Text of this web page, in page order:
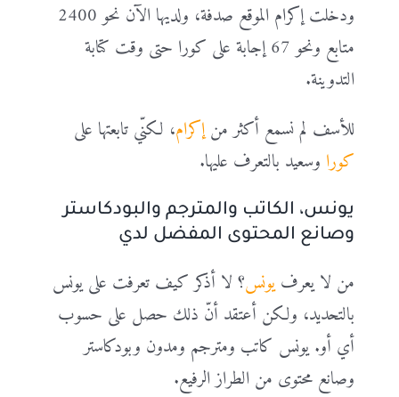
ودخلت إكرام الموقع صدفة، ولديها الآن نحو 2400
متابع ونحو 67 إجابة على كورا حتى وقت كتابة
التدوينة.
للأسف لم نسمع أكثر منإكرام، لكنّي تابعتها على
كورا وسعيد بالتعرف عليها.
يونس، الكاتب والمترجم والبودكاستر
وصانع المحتوى المفضل لدي
من لا يعرفيونس؟ لا أذكر كيف تعرفت على يونس
بالتحديد، ولكن أعتقد أنّ ذلك حصل على حسوب
أي أو. يونس كاتب ومترجم ومدون وبودكاستر
وصانع محتوى من الطراز الرفيع.